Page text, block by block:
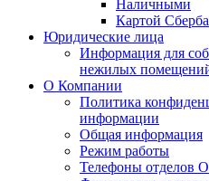
Наличными
Картой
Юридические лица
Информация для
нежилых
О Компании
Политика
информации
Общая информация
Режим работы
Телефоны